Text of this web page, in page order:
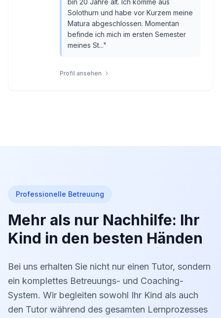
bin 20 Jahre alt. Ich komme aus
Solothurn und habe vor Kurzem meine
Matura abgeschlossen. Momentan
befinde ich mich im ersten Semester
meines St..."
Profil ansehen
Professionelle Betreuung
Mehr als nur Nachhilfe: Ihr
Kind in den besten Händen
Bei uns erhalten Sie nicht nur einen Tutor, sondern
ein komplettes Betreuungs- und Coaching-
System. Wir begleiten sowohl Ihr Kind als auch
den Tutor während des gesamten Lernprozesses